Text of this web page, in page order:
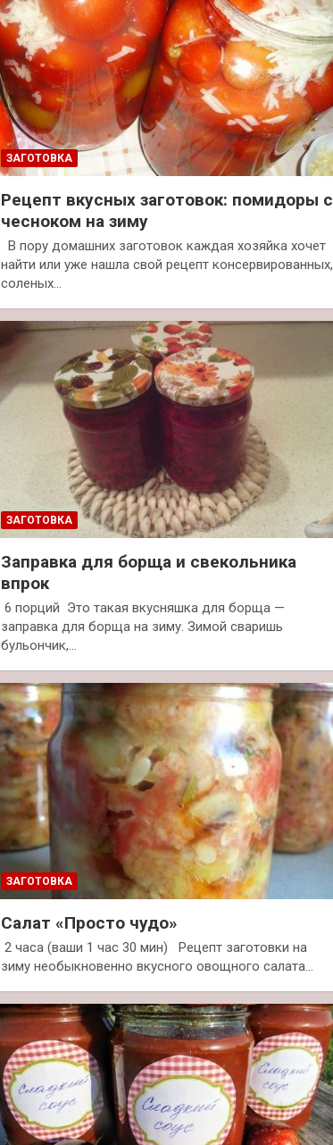
ЗАГОТОВКА
Рецепт вкусных заготовок: помидоры с
чесноком на зиму
В пору домашних заготовок каждая хозяйка хочет
найти или уже нашла свой рецепт консервированных,
соленых…
ЗАГОТОВКА
Заправка для борща и свекольника
впрок
6 порций Это такая вкусняшка для борща —
заправка для борща на зиму. Зимой сваришь
бульончик,…
ЗАГОТОВКА
Салат «Просто чудо»
2 часа (ваши 1 час 30 мин) Рецепт заготовки на
зиму необыкновенно вкусного овощного салата…